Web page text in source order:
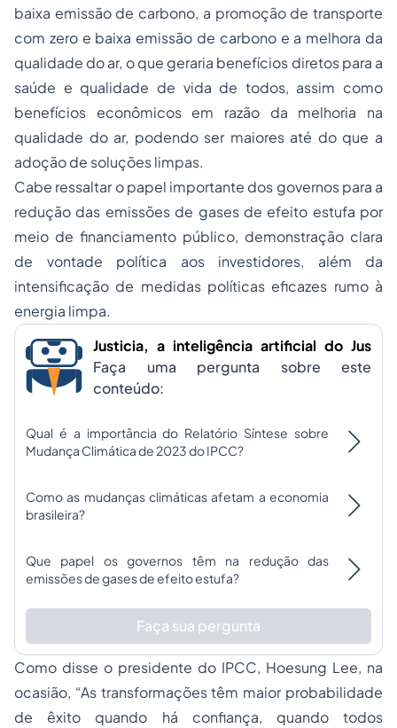
baixa emissão de carbono, a promoção de transporte
com zero e baixa emissão de carbono e a melhora da
qualidade do ar, o que geraria benefícios diretos para a
saúde e qualidade de vida de todos, assim como
benefícios econômicos em razão da melhoria na
qualidade do ar, podendo ser maiores até do que a
adoção de soluções limpas.
Cabe ressaltar o papel importante dos governos para a
redução das emissões de gases de efeito estufa por
meio de financiamento público, demonstração clara
de vontade política aos investidores, além da
intensificação de medidas políticas eficazes rumo à
energia limpa.
Justicia, a inteligência artificial do Jus
Faça uma pergunta sobre este
conteúdo:
Qual é a importância do Relatório Síntese sobre
Mudança Climática de 2023 do IPCC?
Como as mudanças climáticas afetam a economia
brasileira?
Que papel os governos têm na redução das
emissões de gases de efeito estufa?
Faça sua pergunta
Como disse o presidente do IPCC, Hoesung Lee, na
ocasião, “As transformações têm maior probabilidade
de êxito quando há confiança, quando todos